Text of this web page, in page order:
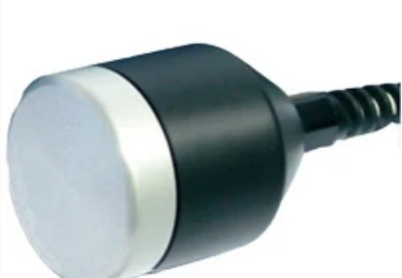
Apri supporto 0 in modalità modale